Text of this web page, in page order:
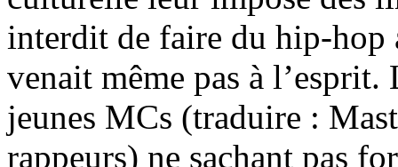
interdit de faire du hip-hop
venait même pas à l’esprit.
jeunes MCs (traduire :
rappeurs) ne sachant pas